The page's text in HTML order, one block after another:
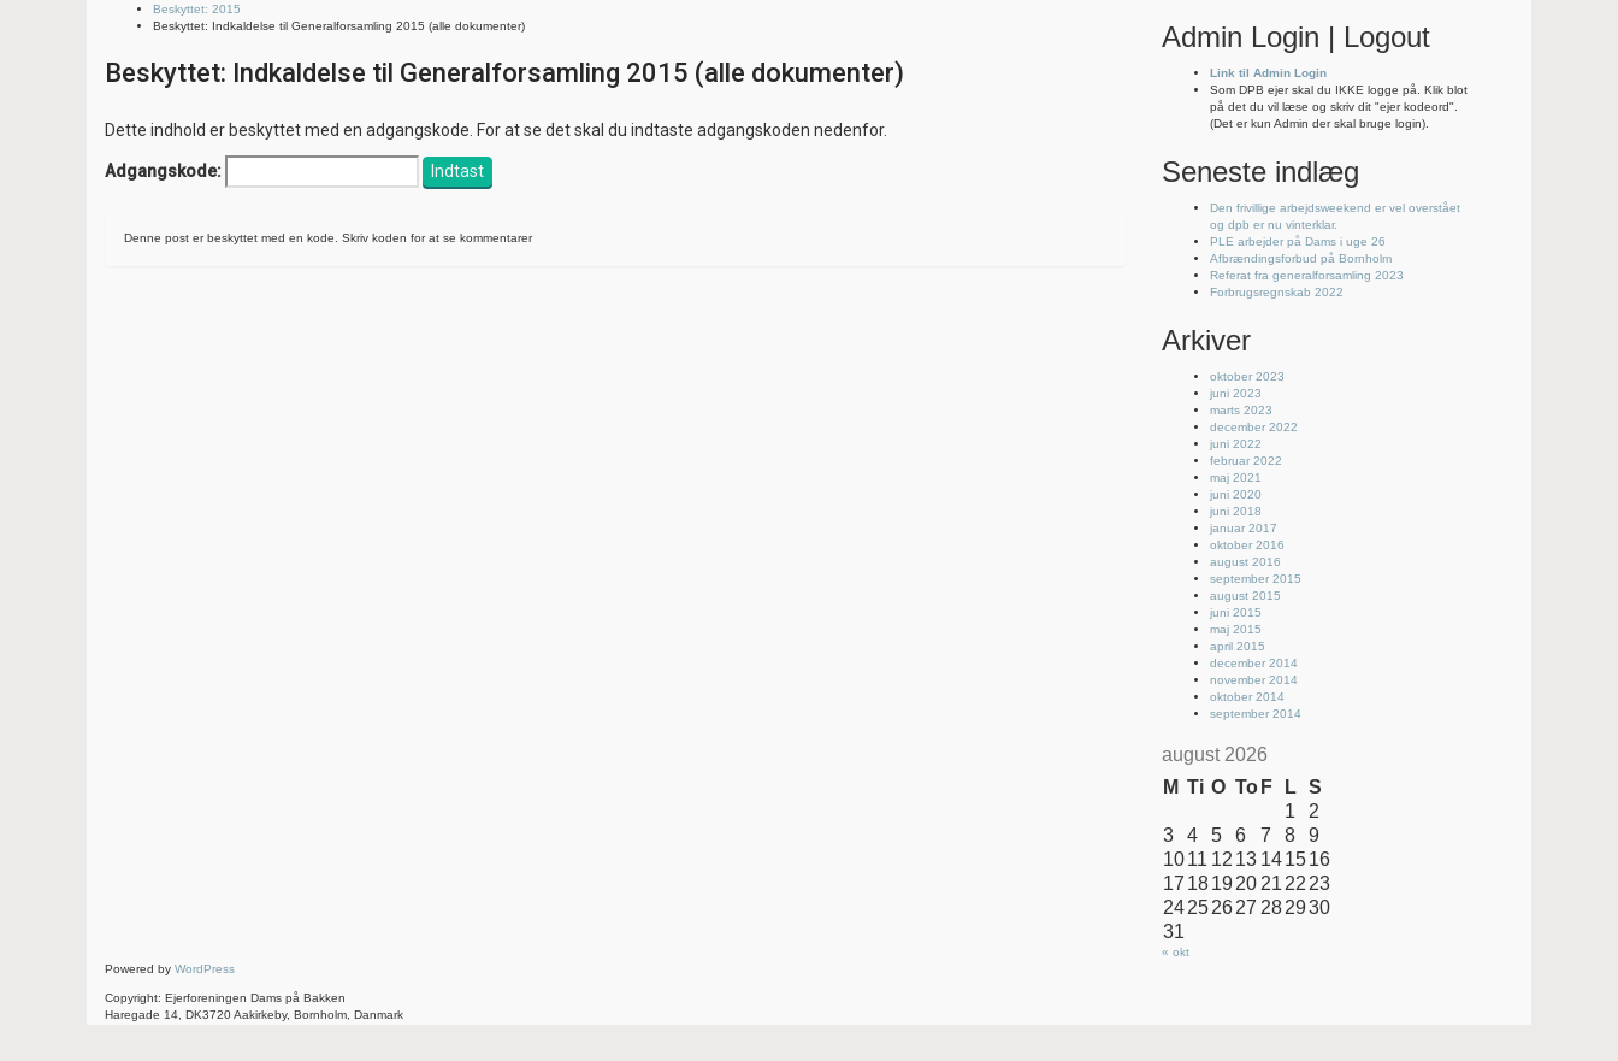
Beskyttet: 2015
Beskyttet: Indkaldelse til Generalforsamling 2015 (alle dokumenter)
Beskyttet: Indkaldelse til Generalforsamling 2015 (alle dokumenter)
Dette indhold er beskyttet med en adgangskode. For at se det skal du indtaste adgangskoden nedenfor.
Adgangskode:
Denne post er beskyttet med en kode. Skriv koden for at se kommentarer
Admin Login | Logout
Link til Admin Login
Som DPB ejer skal du IKKE logge på. Klik blot
på det du vil læse og skriv dit "ejer kodeord".
(Det er kun Admin der skal bruge login).
Seneste indlæg
Den frivillige arbejdsweekend er vel overstået
og dpb er nu vinterklar.
PLE arbejder på Dams i uge 26
Afbrændingsforbud på Bornholm
Referat fra generalforsamling 2023
Forbrugsregnskab 2022
Arkiver
oktober 2023
juni 2023
marts 2023
december 2022
juni 2022
februar 2022
maj 2021
juni 2020
juni 2018
januar 2017
oktober 2016
august 2016
september 2015
august 2015
juni 2015
maj 2015
april 2015
december 2014
november 2014
oktober 2014
september 2014
august 2026
M Ti O To F L
S
1
2
3
4 5 6 7 8
9
10 11 12 13 14 15 16
17 18 19 20 21 22 23
24 25 26 27 28 2930
31
« okt
Powered by WordPress
Copyright: Ejerforeningen Dams på Bakken
Haregade 14, DK3720 Aakirkeby, Bornholm, Danmark